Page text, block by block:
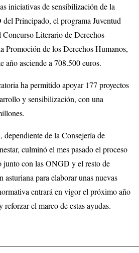
iniciativas de sensibilización de la
Principado, el programa Juventud
Concurso Literario de Derechos
Promoción de los Derechos Humanos,
año asciende a 708.500 euros.
ha permitido apoyar 177 proyectos
y sensibilización, con una
dependiente de la Consejería de
culminó el mes pasado el proceso
junto con las ONGD y el resto de
asturiana para elaborar unas nuevas
entrará en vigor el próximo año
el marco de estas ayudas.